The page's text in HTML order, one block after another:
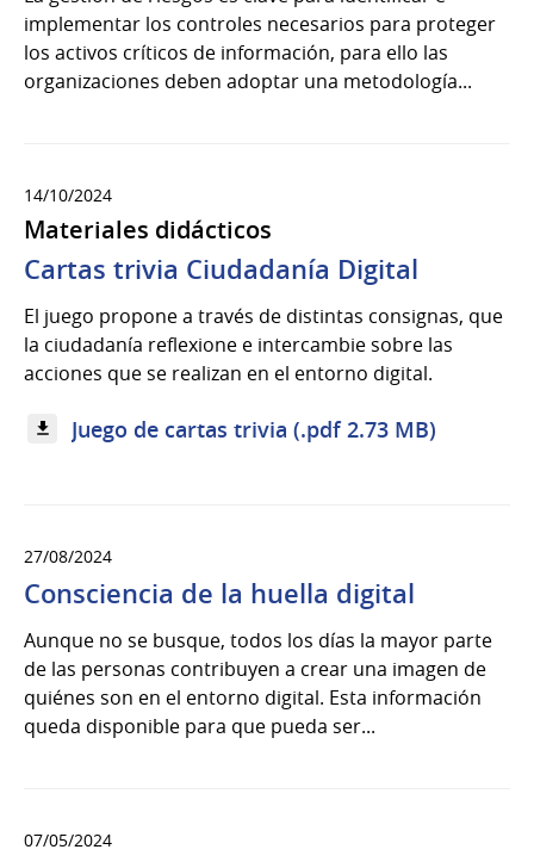
implementar los controles necesarios para proteger
los activos críticos de información, para ello las
organizaciones deben adoptar una metodología...
14/10/2024
Materiales didácticos
Cartas trivia Ciudadanía Digital
El juego propone a través de distintas consignas, que
la ciudadanía reflexione e intercambie sobre las
acciones que se realizan en el entorno digital.
Juego de cartas trivia (.pdf 2.73 MB)
27/08/2024
Consciencia de la huella digital
Aunque no se busque, todos los días la mayor parte
de las personas contribuyen a crear una imagen de
quiénes son en el entorno digital. Esta información
queda disponible para que pueda ser...
07/05/2024